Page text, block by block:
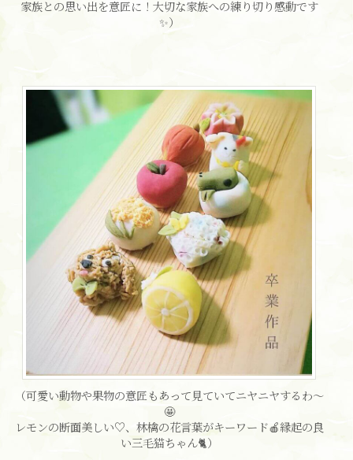
家族との思い出を意匠に！大切な家族への練り切り感動です
✨）
（可愛い動物や果物の意匠もあって見ていてニヤニヤするわ〜
🤩
レモンの断面美しい♡、林檎の花言葉がキーワード🍎縁起の良
い三毛猫ちゃん🐈）